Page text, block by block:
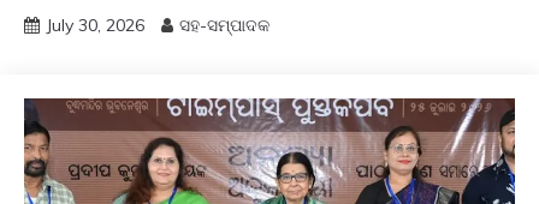
July 30, 2026 ସହ-ସମ୍ପାଦକ